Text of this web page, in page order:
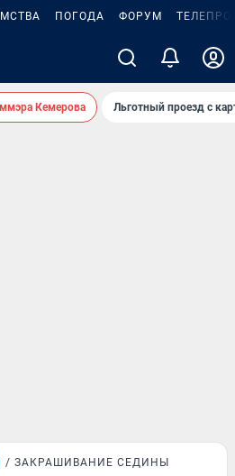
ПОГОДА ФОРУМ
Кемерова Льготный проезд с
ЗАКРАШИВАНИЕ СЕДИНЫ